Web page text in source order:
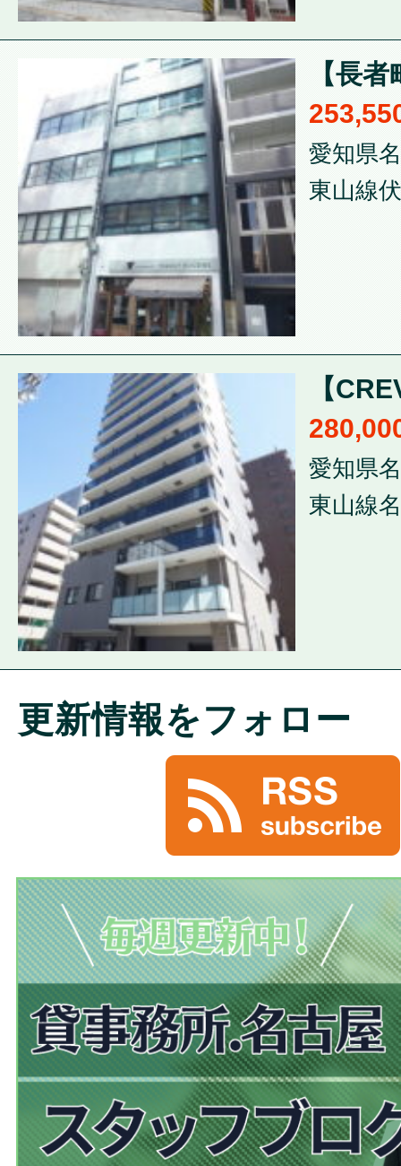
【長
愛知県
東山線
【
愛知県
東山線
更新情報をフォロー